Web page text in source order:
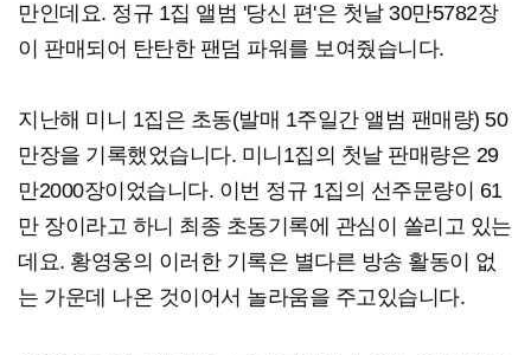
만인데요. 정규 1집 앨범 '당신 편'은 첫날 30만5782장
이 판매되어 탄탄한 팬덤 파워를 보여줬습니다.
지난해 미니 1집은 초동(발매 1주일간 앨범 팬매량) 50
만장을 기록했었습니다. 미니1집의 첫날 판매량은 29
만2000장이었습니다. 이번 정규 1집의 선주문량이 61
만 장이라고 하니 최종 초동기록에 관심이 쏠리고 있는
데요. 황영웅의 이러한 기록은 별다른 방송 활동이 없
는 가운데 나온 것이어서 놀라움을 주고있습니다.